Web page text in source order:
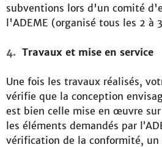
subventions lors d'un comité
l'ADEME (organisé tous les 2 à
Travaux et mise en service
Une fois les travaux réalisés,
vérifie que la conception
est bien celle mise en œuvre
les éléments demandés par
vérification de la conformité, un